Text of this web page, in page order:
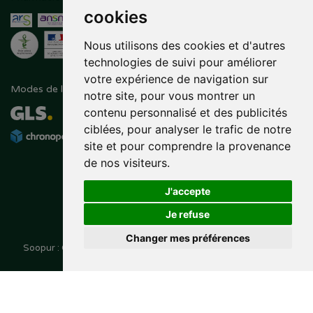
cookies
Nous utilisons des cookies et d'autres
technologies de suivi pour améliorer
votre expérience de navigation sur
notre site, pour vous montrer un
contenu personnalisé et des publicités
ciblées, pour analyser le trafic de notre
site et pour comprendre la provenance
de nos visiteurs.
J'accepte
Je refuse
Changer mes préférences
Modes de livraison Suivez-nous sur
Soopur : Cosmétiques, soin de la peau, maquillage, toutes vos